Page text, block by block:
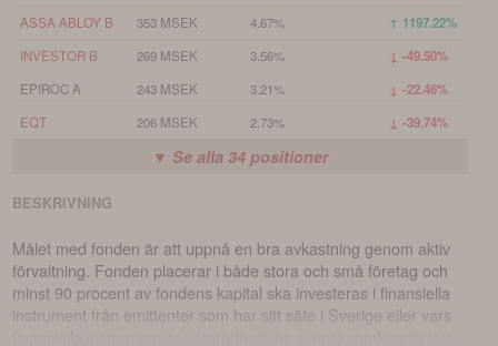
ASSA ABLOY B 353 MSEK 4.67% ↑ 1197.22%
INVESTOR B 269 MSEK 3.56% ↓ -49.50%
EPIROC A 243 MSEK 3.21% ↓ -22.46%
EQT 206 MSEK 2.73% ↓ -39.74%
▼ Se alla 34positioner
BESKRIVNING
Målet med fonden är att uppnå en bra avkastning genom aktiv
förvaltning. Fonden placerar i både stora och små företag och
minst 90 procent av fondens kapital ska investeras i finansiella
instrument från emittenter som har sitt säte i Sverige eller vars